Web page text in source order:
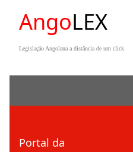
AngoLEX
Legislação Angolana a distância de um click
Portal da